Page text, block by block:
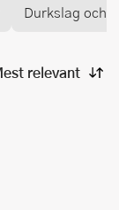
Durkslag och